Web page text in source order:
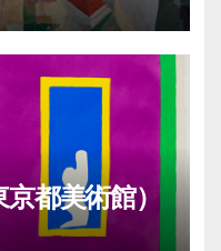
都美術館）